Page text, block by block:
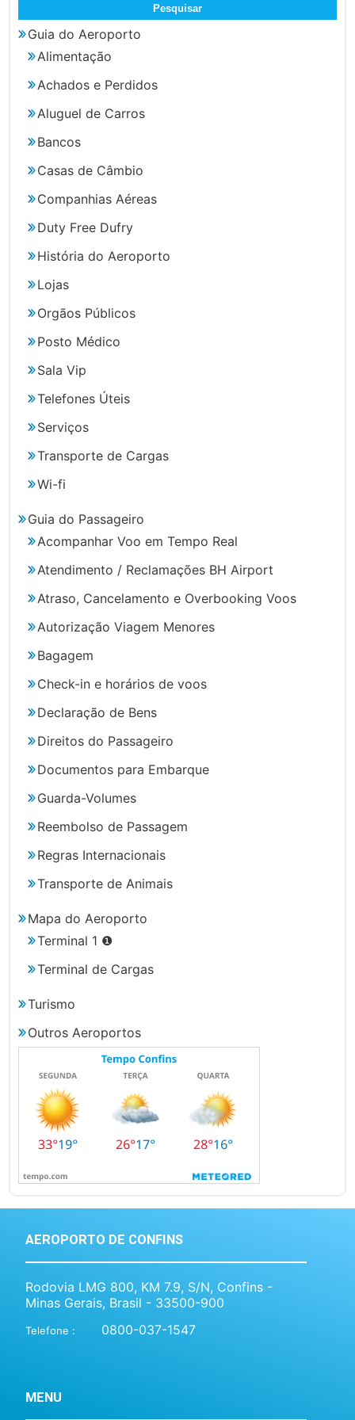
Guia do Aeroporto
Alimentação
Achados e Perdidos
Aluguel de Carros
Bancos
Casas de Câmbio
Companhias Aéreas
Duty Free Dufry
História do Aeroporto
Lojas
Orgãos Públicos
Posto Médico
Sala Vip
Telefones Úteis
Serviços
Transporte de Cargas
Wi-fi
Guia do Passageiro
Acompanhar Voo em Tempo Real
Atendimento / Reclamações BH Airport
Atraso, Cancelamento e Overbooking Voos
Autorização Viagem Menores
Bagagem
Check-in e horários de voos
Declaração de Bens
Direitos do Passageiro
Documentos para Embarque
Guarda-Volumes
Reembolso de Passagem
Regras Internacionais
Transporte de Animais
Mapa do Aeroporto
Terminal 1 ❶
Terminal de Cargas
Turismo
Outros Aeroportos
AEROPORTO DE CONFINS
Rodovia LMG 800, KM 7.9, S/N, Confins -
Minas Gerais, Brasil - 33500-900
Telefone : 0800-037-1547
MENU